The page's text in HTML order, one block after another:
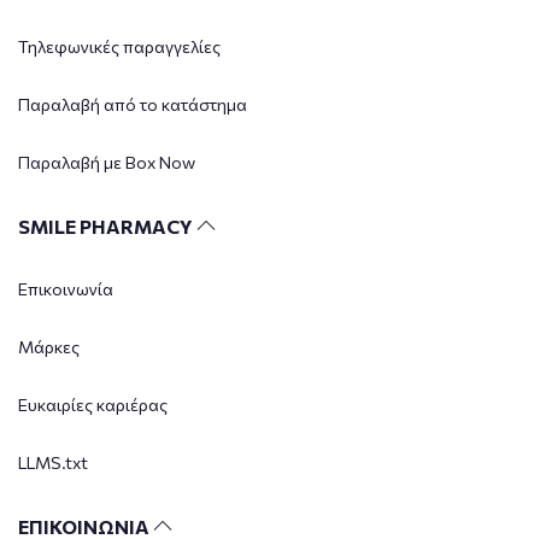
Τηλεφωνικές παραγγελίες
Παραλαβή από το κατάστημα
Παραλαβή με Box Now
SMILE PHARMACY
Επικοινωνία
Μάρκες
Ευκαιρίες καριέρας
LLMS.txt
ΕΠΙΚΟΙΝΩΝΙΑ